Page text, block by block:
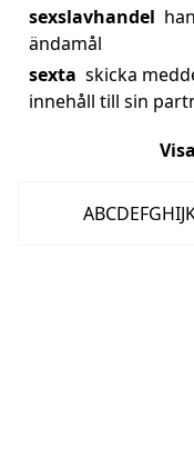
sexslavhandel
ändamål
sexta skicka
innehåll till sin
ABCDEFGHIJ